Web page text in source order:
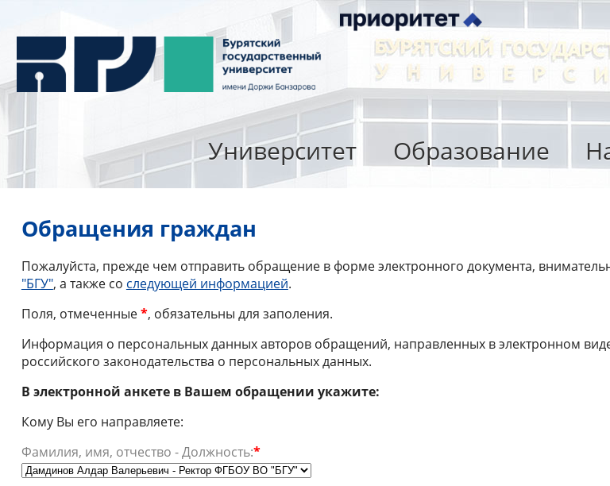
Университет Образование
Обращения граждан
Пожалуйста, прежде чем отправить обращение в форме электронного документа,
"БГУ", а также со следующей информацией.
Поля, отмеченные*, обязательны для заполения.
Информация о персональных данных авторов обращений, направленных в электронном
российского законодательства о персональных данных.
В электронной анкете в Вашем обращении укажите:
Кому Вы его направляете:
Фамилия, имя, отчество - Должность:*